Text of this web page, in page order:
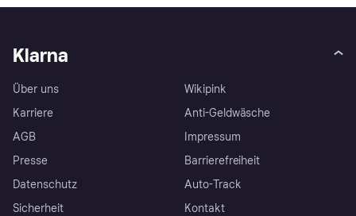
Klarna
Über uns
Karriere
AGB
Presse
Datenschutz
Sicherheit
Wikipink
Anti-Geldwäsche
Impressum
Barrierefreiheit
Auto-Track
Kontakt